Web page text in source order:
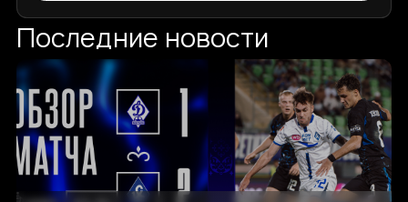
Последние новости